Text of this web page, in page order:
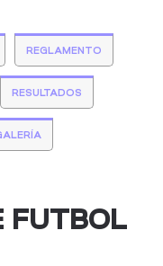
REGLAMENTO
RESULTADOS
FUTBOL